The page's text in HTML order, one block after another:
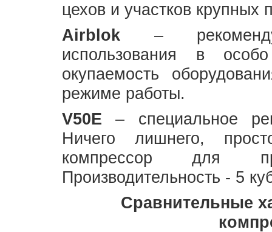
цехов и участков
Airblok –
использования в
окупаемость
режиме работы.
V50Е – специальное
Ничего лишнего,
компрессор для
Производительность - 5
Сравнительные